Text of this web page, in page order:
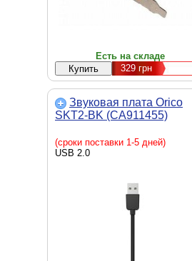
Есть на складе
329грн
Звуковая плата Orico
SKT2-BK (CA911455)
(сроки поставки 1-5 дней)
USB 2.0